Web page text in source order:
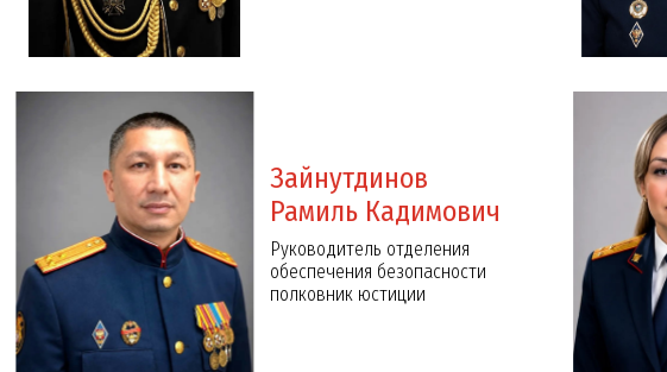
Зайнутдинов
Рамиль Кадимович
Руководитель отделения
обеспечения безопасности
полковник юстиции